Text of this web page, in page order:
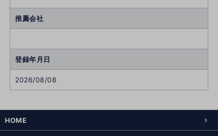
推薦会社
登録年月日
2026/08/08
HOME